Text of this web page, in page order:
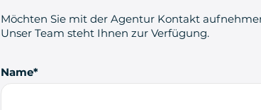
Möchten Sie mit der Agentur Kontakt
Unser Team steht Ihnen zur Verfügung.
Name